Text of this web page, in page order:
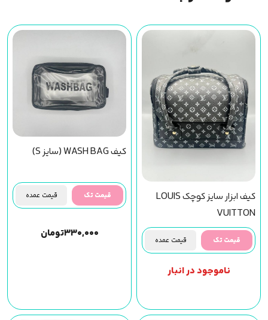
کیف ابزار سایز کوچک LOUIS
VUITTON
قیمت تک قیمت عمده
ناموجود در انبار
کیف WASH BAG (سایز S)
قیمت تک قیمت عمده
۳۳۰,۰۰۰تومان